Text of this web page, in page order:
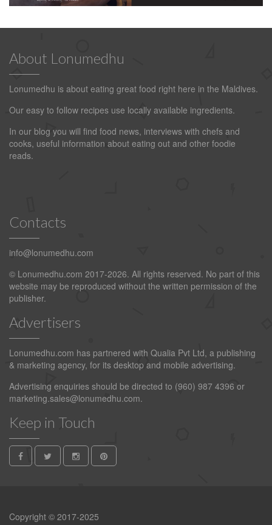
About Lonumedhu
Lonumedhu is about eating great food right here in the Maldives.
Our easy to follow recipes use locally available ingredients.
In our blog you will find food news, interviews with chefs and
cooks, useful information about eating out and other foodie
reads.
Contacts
info@lonumedhu.com
© Lonumedhu.com 2017-2026. All rights reserved. No part of this
website may be reproduced without the written permission of the
publisher.
Advertisers
Lonumedhu.com has partnered with Qualia Pvt Ltd, a publishing
& marketing agency, for its desktop and mobile advertising.
Advertising enquiries should be directed to (960) 987 4396 or
marketing.sales@lonumedhu.com.
Keep in Touch
Copyright © 2017-2025